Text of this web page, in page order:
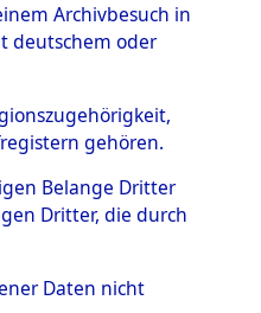
Archivbesuch in
deutschem oder
gehören.
Belange Dritter
Dritter, die durch
Daten nicht